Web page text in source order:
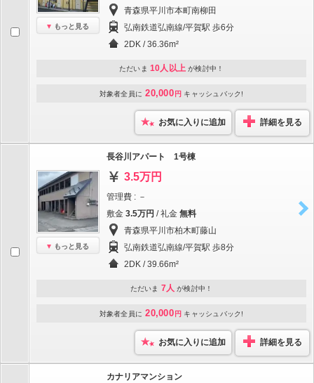
もっと見る
青森県平川市本町南柳田
弘南鉄道弘南線/平賀駅 歩6分
2DK / 36.36m²
ただいま 10人以上 が検討中！
対象者全員に 20,000 円 キャッシュバック!
お気に入りに追加 詳細を見る
もっと見る
長谷川アパート 1号棟
3.5万円
管理費 : －
敷金 3.5万円 / 礼金 無料
青森県平川市柏木町藤山
弘南鉄道弘南線/平賀駅 歩8分
2DK / 39.66m²
ただいま 7人 が検討中！
対象者全員に 20,000 円 キャッシュバック!
お気に入りに追加 詳細を見る
カナリアマンション